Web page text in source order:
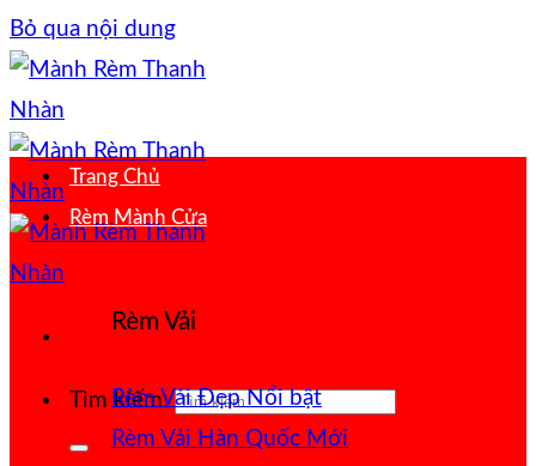
Bỏ qua nội dung
Tìm kiếm:
Trang Chủ
Rèm Mành Cửa
Rèm Vải
Rèm Vải Đẹp
Rèm Vải Hàn Quốc